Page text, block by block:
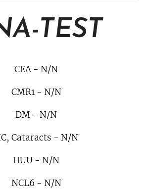
TEST
CEA - N/N
CMR1 - N/N
DM - N/N
Cataracts - N/N
HUU - N/N
NCL6 - N/N